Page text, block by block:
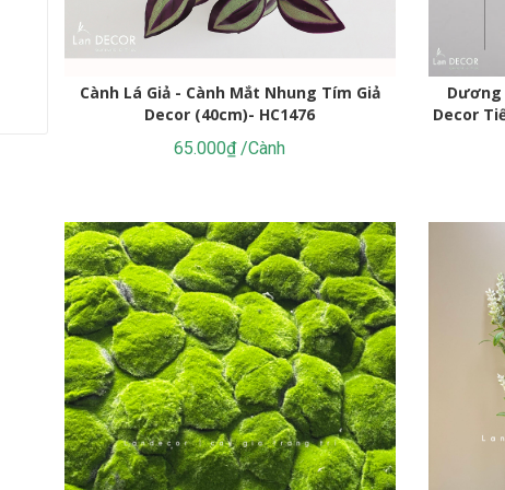
Cành Lá Giả - Cành Mắt Nhung Tím Giả
Decor (40cm)- HC1476
65.000₫ /Cành
Dương
Decor
Thiết Kế Tiểu Cảnh Không Gian
Lớn (220cm)- CC1190
2.950.000₫
4.647.000₫
2.842.000₫